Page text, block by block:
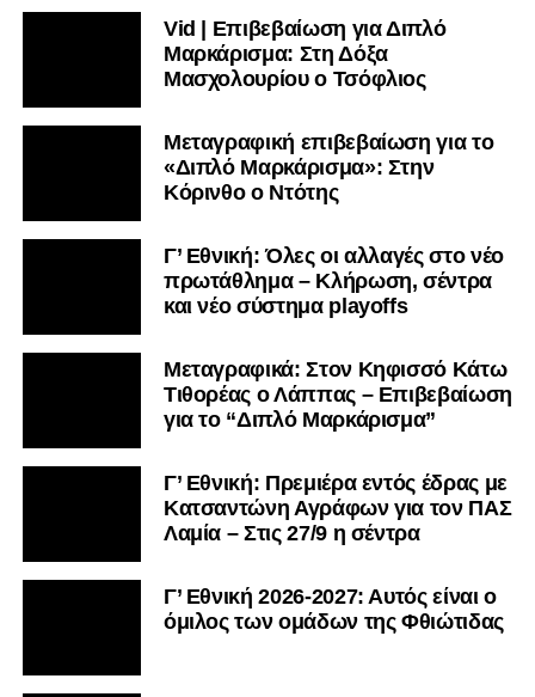
Vid | Επιβεβαίωση για Διπλό
Μαρκάρισμα: Στη Δόξα
Μασχολουρίου ο Τσόφλιος
Μεταγραφική επιβεβαίωση για το
«Διπλό Μαρκάρισμα»: Στην
Κόρινθο ο Ντότης
Γ’ Εθνική: Όλες οι αλλαγές στο νέο
πρωτάθλημα – Κλήρωση, σέντρα
και νέο σύστημα playoffs
Μεταγραφικά: Στον Κηφισσό Κάτω
Τιθορέας ο Λάππας – Επιβεβαίωση
για το “Διπλό Μαρκάρισμα”
Γ’ Εθνική: Πρεμιέρα εντός έδρας με
Κατσαντώνη Αγράφων για τον ΠΑΣ
Λαμία – Στις 27/9 η σέντρα
Γ’ Εθνική 2026-2027: Αυτός είναι ο
όμιλος των ομάδων της Φθιώτιδας